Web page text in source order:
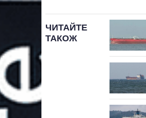
ЧИТАЙТЕ
ТАКОЖ